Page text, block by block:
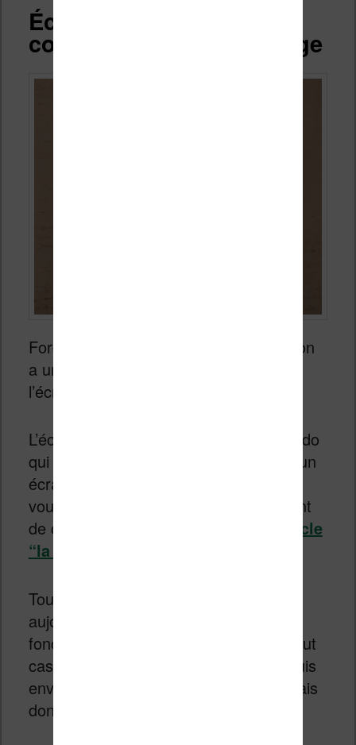
Écran de la liseuse
couleur, tactile et éclairage
Forcément, avec une liseuse couleur, on
a une seule envie : tester rapidement
l’écran !
L’écran utilise donc la technologie Kaleido
qui permet d’afficher des couleurs sur un
écran à encre électronique. Si vous
voulez des détails sur le fonctionnement
de cet écran, je vous invite à
lire l’article
“la révolution couleur Kaleido”
Tout d’abord, la partie tactile est
aujourd’hui totalement maîtrisée et
fonctionne bien sur cette liseuse. En tout
cas, je n’ai pas noté de différence depuis
environ 3 ans sur les liseuses. Je ne vais
donc pas m’éterniser sur ce sujet.